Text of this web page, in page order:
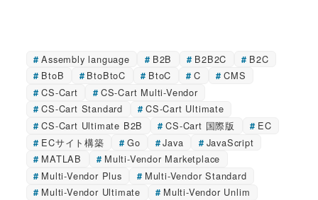
Assembly language B2B B2B2C
B2C
BtoB
BtoBtoC BtoC C
CMS
CS-Cart
CS-Cart Multi-Vendor
CS-Cart Standard
CS-Cart Ultimate
CS-Cart Ultimate B2B
CS-Cart 国際版
EC
ECサイト構築
Go Java
JavaScript
MATLAB
Multi-Vendor Marketplace
Multi-Vendor Plus
Multi-Vendor Standard
Multi-Vendor Ultimate
Multi-Vendor Unlim